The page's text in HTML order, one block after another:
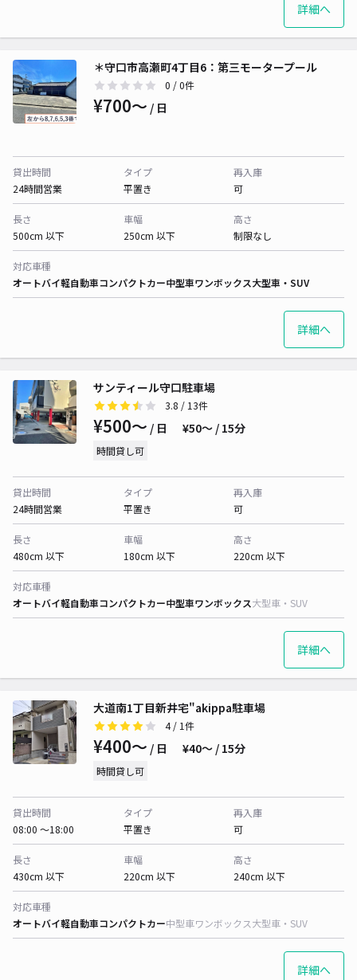
詳細へ
＊守口市高瀬町4丁目6：第三モータープール
0 / 0件
¥700〜 / 日
貸出時間
24時間営業
タイプ
平置き
再入庫
可
長さ
500cm 以下
車幅
250cm 以下
高さ
制限なし
対応車種
オートバイ軽自動車コンパクトカー中型車ワンボックス大型車・SUV
詳細へ
サンティール守口駐車場
3.8 / 13件
¥500〜 / 日 ¥50〜 / 15分
時間貸し可
貸出時間
24時間営業
タイプ
平置き
再入庫
可
長さ
480cm 以下
車幅
180cm 以下
高さ
220cm 以下
対応車種
オートバイ軽自動車コンパクトカー中型車ワンボックス大型車・SUV
詳細へ
大道南1丁目新井宅"akippa駐車場
4/ 1件
¥400〜 / 日 ¥40〜 / 15分
時間貸し可
貸出時間
08:00 〜18:00
タイプ
平置き
再入庫
可
長さ
430cm 以下
車幅
220cm 以下
高さ
240cm 以下
対応車種
オートバイ軽自動車コンパクトカー中型車ワンボックス大型車・SUV
詳細へ